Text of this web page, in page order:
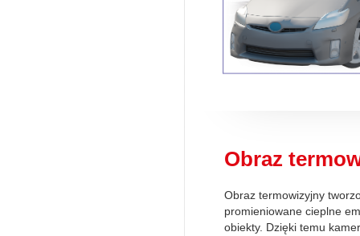
Obraz
Obraz termowizyjny
promieniowane cieplne
obiekty. Dzięki temu